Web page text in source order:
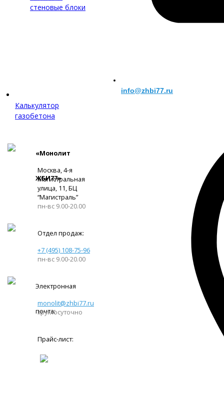
стеновые блоки
Калькулятор
газобетона
«Монолит
ЖБИ77»
Москва, 4-я
Магистральная
улица, 11, ​БЦ
“Магистраль”
пн-вс 9.00-20.00
Отдел продаж:
+7 (495) 108-75-96
пн-вс 9.00-20.00
Электронная
почта:
monolit@zhbi77.ru
круглосуточно
Прайс-лист:
info@zhbi77.ru